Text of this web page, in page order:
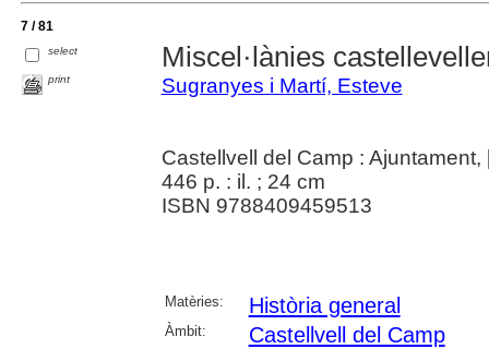
7 / 81
select
print
Miscel·lànies
Sugranyes i Martí, Esteve
Castellvell del Camp : Ajuntament,
446 p. : il. ; 24 cm
ISBN 9788409459513
Matèries: Història general
Àmbit: Castellvell del Camp